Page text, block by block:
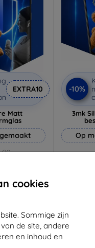
cookies
Sommige zijn
de site, andere
en inhoud en
EXTRA10
Matt
> 5 stuks
-10%
3mk
Op
Op